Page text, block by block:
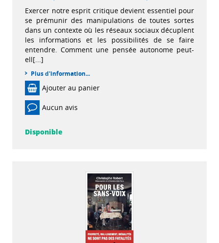
Exercer notre esprit critique devient essentiel pour
se prémunir des manipulations de toutes sortes
dans un contexte où les réseaux sociaux décuplent
les informations et les possibilités de se faire
entendre. Comment une pensée autonome peut-
ell[...]
Plus d'information...
Ajouter au panier
Aucun avis
Disponible